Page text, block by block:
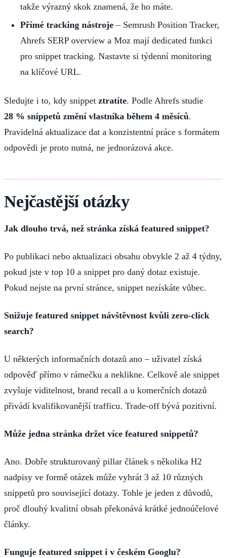
takže výrazný skok znamená, že ho máte.
Přímé tracking nástroje – Semrush Position Tracker,
Ahrefs SERP overview a Moz mají dedicated funkci
pro snippet tracking. Nastavte si týdenní monitoring
na klíčové URL.
Sledujte i to, kdy snippet ztratíte. Podle Ahrefs studie
28 % snippetů změní vlastníka během 4 měsíců.
Pravidelná aktualizace dat a konzistentní práce s formátem
odpovědi je proto nutná, ne jednorázová akce.
Nejčastější otázky
Jak dlouho trvá, než stránka získá featured snippet?
Po publikaci nebo aktualizaci obsahu obvykle 2 až 4 týdny,
pokud jste v top 10 a snippet pro daný dotaz existuje.
Pokud nejste na první stránce, snippet nezískáte vůbec.
Snižuje featured snippet návštěvnost kvůli zero-click
search?
U některých informačních dotazů ano – uživatel získá
odpověď přímo v rámečku a neklikne. Celkově ale snippet
zvyšuje viditelnost, brand recall a u komerčních dotazů
přivádí kvalifikovanější trafficu. Trade-off bývá pozitivní.
Může jedna stránka držet více featured snippetů?
Ano. Dobře strukturovaný pillar článek s několika H2
nadpisy ve formě otázek může vyhrát 3 až 10 různých
snippetů pro související dotazy. Tohle je jeden z důvodů,
proč dlouhý kvalitní obsah překonává krátké jednoúčelové
články.
Funguje featured snippet i v českém Googlu?